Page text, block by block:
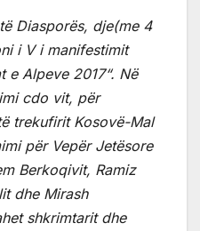
Diasporës, dje(me 4
i V i manifestimit
e Alpeve 2017“. Në
cdo vit, për
trekufirit Kosovë-Mal
për Vepër Jetësore
Berkoqivit, Ramiz
dhe Mirash
shkrimtarit dhe